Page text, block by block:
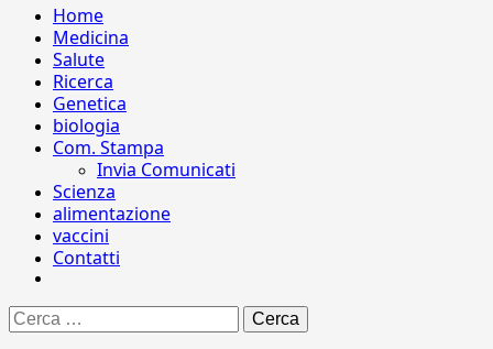
Home
Medicina
Salute
Ricerca
Genetica
biologia
Com. Stampa
Invia Comunicati
Scienza
alimentazione
vaccini
Contatti
Ricerca
per: